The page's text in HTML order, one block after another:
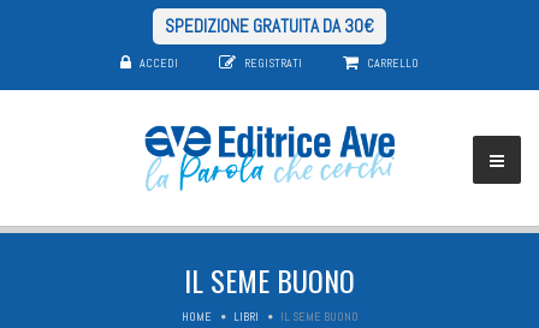
SPEDIZIONE GRATUITA DA 30€
ACCEDI REGISTRATI CARRELLO
IL SEME BUONO
HOME LIBRI IL SEME BUONO